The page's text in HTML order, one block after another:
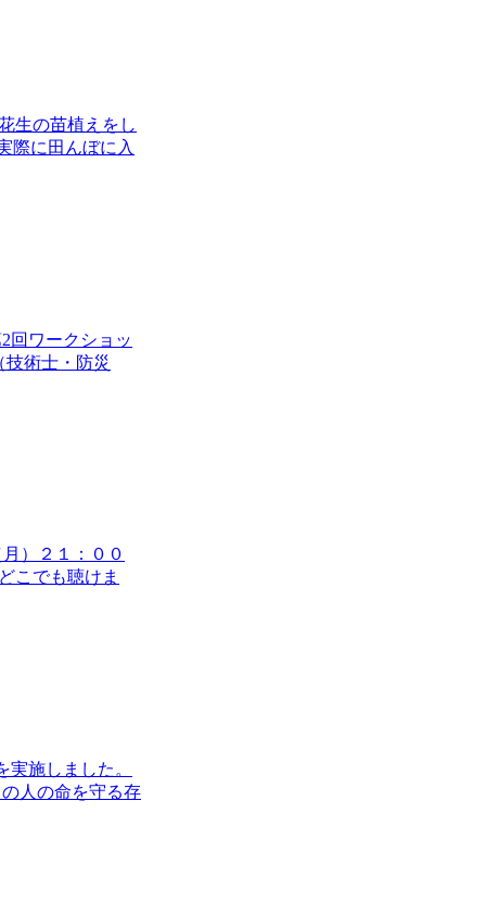
生の苗植えをし
際に田んぼに入
回ワークショッ
術士・防災
）２１：００
こでも聴けま
施しました。
人の命を守る存